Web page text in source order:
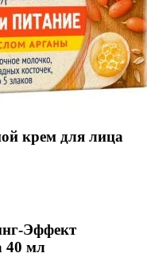
крем для лица
Эффект
40 мл